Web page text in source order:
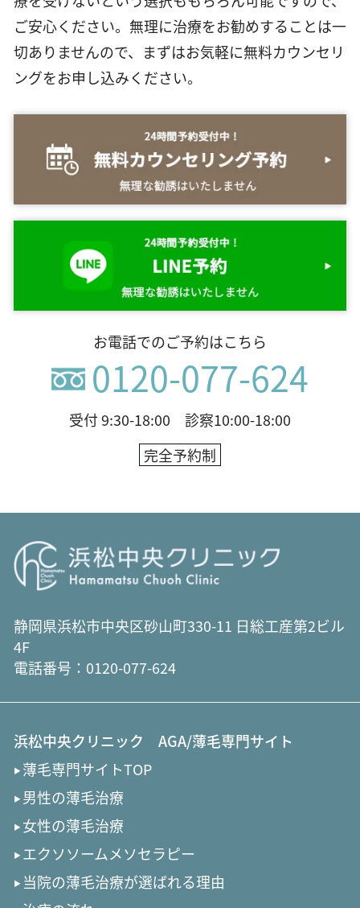
ご安心ください。無理に治療をお勧めすることは一
切ありませんので、まずはお気軽に無料カウンセリ
ングをお申し込みください。
お電話でのご予約はこちら
0120-077-624
受付 9:30-18:00 診察10:00-18:00
完全予約制
静岡県浜松市中央区砂山町330-11 日総工産第2ビル
4F
電話番号： 0120-077-624
浜松中央クリニック AGA/薄毛専門サイト
薄毛専門サイトTOP
男性の薄毛治療
女性の薄毛治療
エクソソームメソセラピー
当院の薄毛治療が選ばれる理由